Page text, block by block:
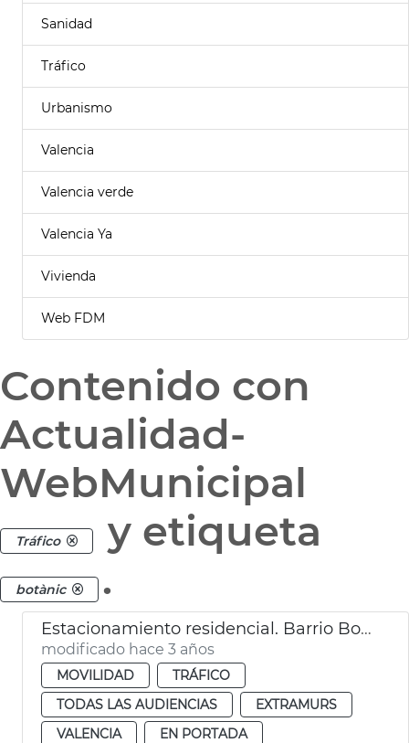
Sanidad
Tráfico
Urbanismo
Valencia
Valencia verde
Valencia Ya
Vivienda
Web FDM
Contenido con
Actualidad-
WebMunicipal
Tráfico y etiqueta
botànic .
Estacionamiento residencial. Barrio Botànic
modificado hace 3 años
MOVILIDAD
TRÁFICO
TODAS LAS AUDIENCIAS
EXTRAMURS
VALENCIA
EN PORTADA